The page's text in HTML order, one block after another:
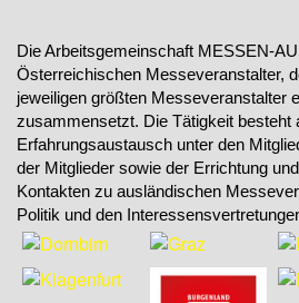
Die Arbeitsgemeinschaft MESSEN-
Österreichischen Messeveranstalter,
jeweiligen größten Messeveranstalter
zusammensetzt. Die Tätigkeit besteht
Erfahrungsaustausch unter den
der Mitglieder sowie der Errichtung
Kontakten zu ausländischen
Politik und den